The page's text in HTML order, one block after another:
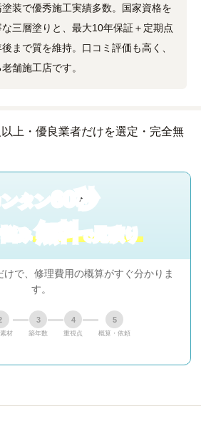
塗装で優秀施工実績多数。国家資格を
三層塗りと、最大10年保証＋定期点
まで質を維持。口コミ評価も高く、
舗施工店です。
タン60秒
み無料で見積り
で、修理費用の概算がすぐ分かりま
す。
材
3
築年数
4
重視点
5
概算・依頼